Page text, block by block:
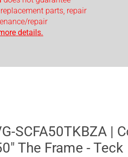
parts, repair
repair
details.
SCFA50TKBZA |
The Frame - Teck